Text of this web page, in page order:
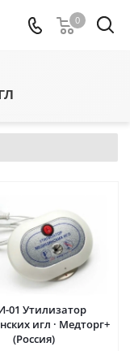
0
01 Утилизатор
игл · Медторг+
(Россия)